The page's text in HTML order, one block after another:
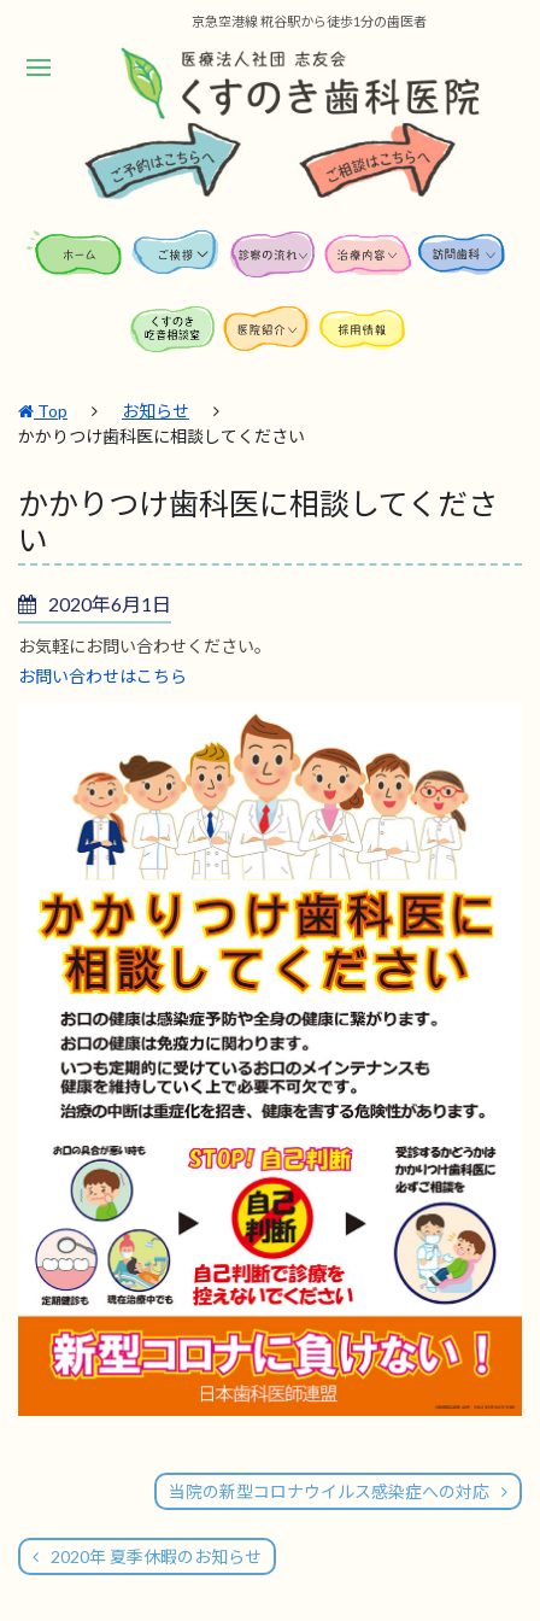
京急空港線 糀谷駅から徒歩1分の歯医者
Top
お知らせ
かかりつけ歯科医に相談してください
かかりつけ歯科医に相談してくださ
い
2020年6月1日
お気軽にお問い合わせください。
お問い合わせはこちら
当院の新型コロナウイルス感染症への対応
2020年 夏季休暇のお知らせ